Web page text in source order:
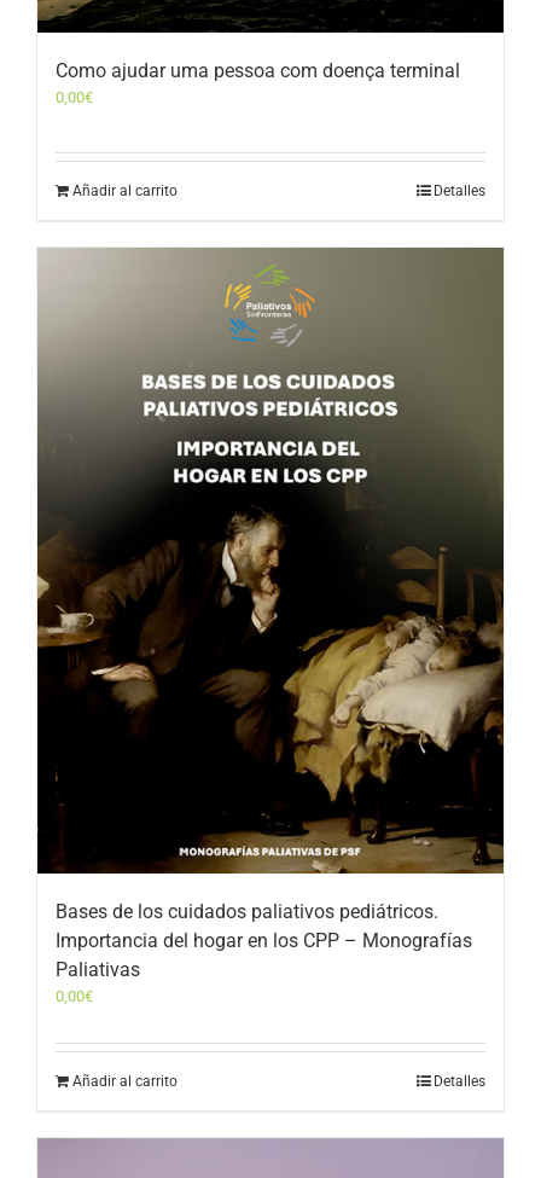
Como ajudar uma pessoa com doença terminal
0,00€
Añadir al carrito Detalles
Bases de los cuidados paliativos pediátricos.
Importancia del hogar en los CPP – Monografías
Paliativas
0,00€
Añadir al carrito Detalles